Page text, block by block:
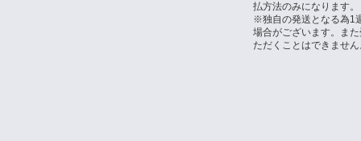
払方法のみになります。
※独自の発送となる為1
場合がございます。ま
ただくことはできませ